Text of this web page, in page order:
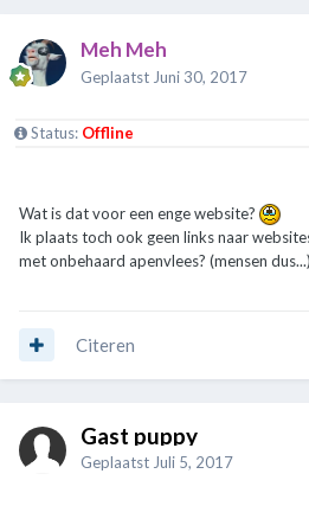
Meh Meh
Geplaatst Juni 30, 2017
Status: Offline
Wat is dat voor een enge website?
Ik plaats toch ook geen links naar
met onbehaard apenvlees? (mensen dus...)
Citeren
Gast puppy
Geplaatst Juli 5, 2017